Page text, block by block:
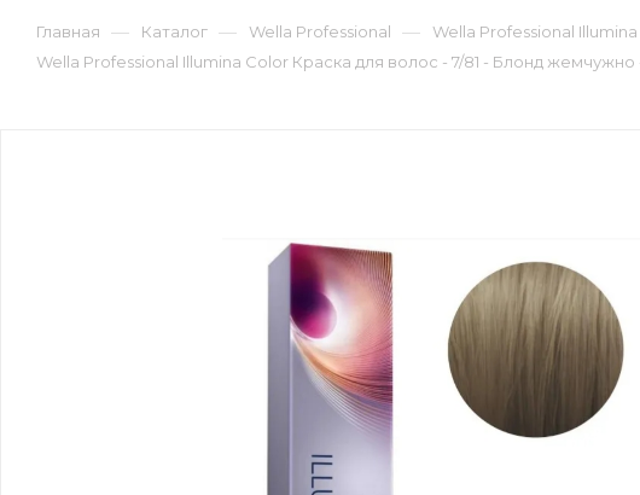
Главная — Каталог — Wella Professional — Wella Professional
Wella Professional Illumina Color Краска для волос - 7/81 - Блонд